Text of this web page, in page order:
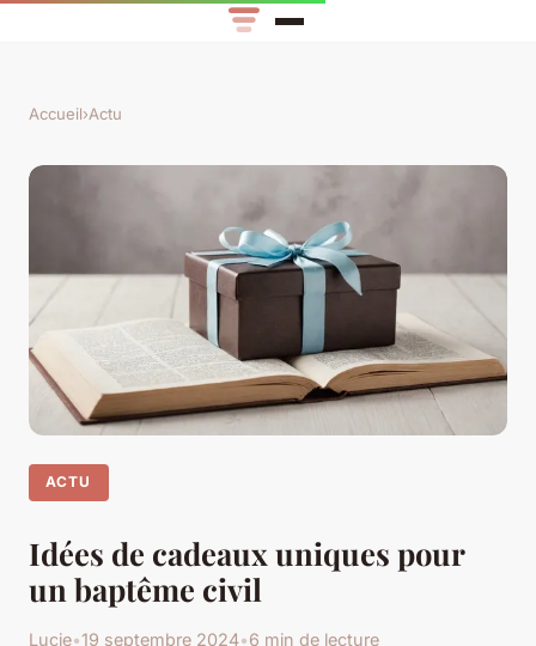
Accueil›Actu
ACTU
Idées de cadeaux uniques pour
un baptême civil
Lucie•19 septembre 2024•6 min de lecture